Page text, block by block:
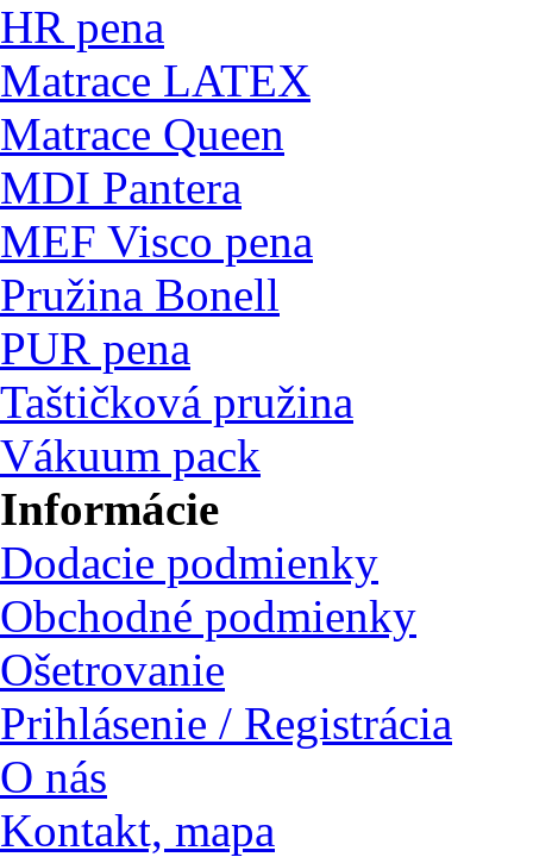
HR pena
Matrace LATEX
Matrace Queen
MDI Pantera
MEF Visco pena
Pružina Bonell
PUR pena
Taštičková pružina
Vákuum pack
Informácie
Dodacie podmienky
Obchodné podmienky
Ošetrovanie
Prihlásenie / Registrácia
O nás
Kontakt, mapa